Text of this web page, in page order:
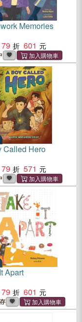
Memories
79
601
Called Hero
79
571
Apart
79
601